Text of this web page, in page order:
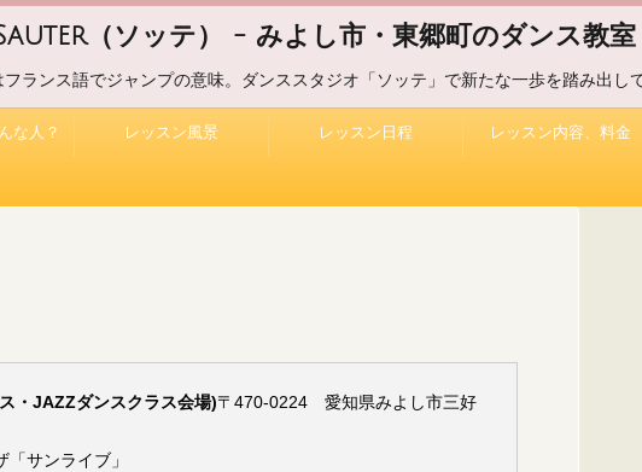
（ソッテ） - みよし市・東郷町のダンス教
フランス語でジャンプの意味。ダンススタジオ「ソッテ」で新たな一歩を踏み出し
な人？ レッスン風景 レッスン日程 レッスン内容、料金
・JAZZダンスクラス会場)〒470-0224 愛知県みよし市三好
サンライブ」